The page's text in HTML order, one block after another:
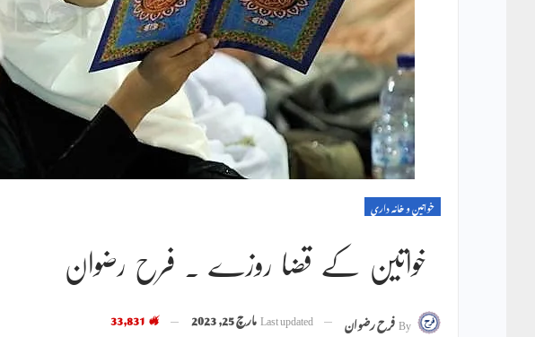
خواتین و خانہ داری
خواتین کے قضا روزے ۔ فرح رضوان
Byفرح رضوان Last updatedمارچ 25, 2023